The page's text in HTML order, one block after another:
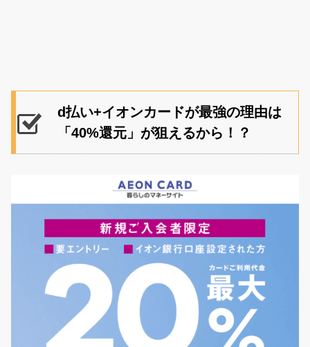
d払い+イオンカードが最強の理由は
「40%還元」が狙えるから！？